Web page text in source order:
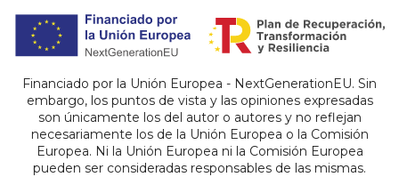
Financiado por la Unión Europea - NextGenerationEU. Sin
embargo, los puntos de vista y las opiniones expresadas
son únicamente los del autor o autores y no reflejan
necesariamente los de la Unión Europea o la Comisión
Europea. Ni la Unión Europea ni la Comisión Europea
pueden ser consideradas responsables de las mismas.